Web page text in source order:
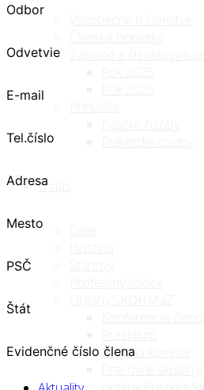
O nás
Revízna komisia
Odbor
Odvetvie
E-mail
Tel.číslo
Adresa
Mesto
PSČ
Štát
Evidenčné číslo člena